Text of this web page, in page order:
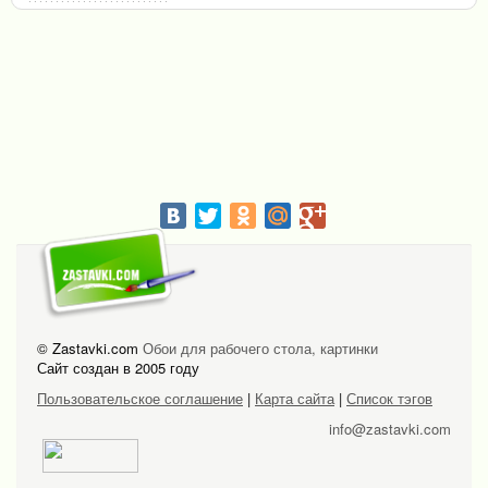
© Zastavki.com Обои для рабочего стола, картинки
Сайт создан в 2005 году
Пользовательское соглашение | Карта сайта| Список тэгов
info@zastavki.com